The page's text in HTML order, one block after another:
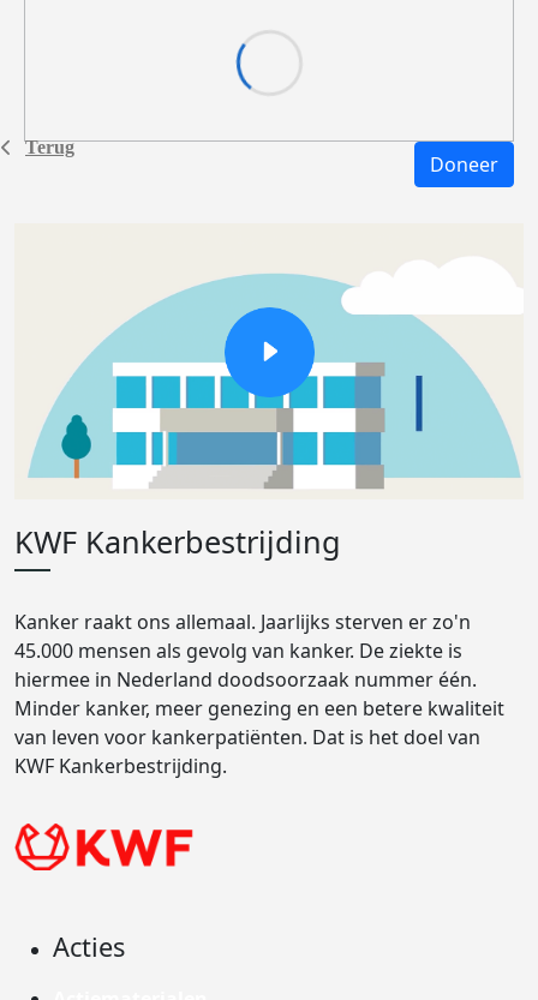
Terug
Doneer
KWF Kankerbestrijding
Kanker raakt ons allemaal. Jaarlijks sterven er zo'n
45.000 mensen als gevolg van kanker. De ziekte is
hiermee in Nederland doodsoorzaak nummer één.
Minder kanker, meer genezing en een betere kwaliteit
van leven voor kankerpatiënten. Dat is het doel van
KWF Kankerbestrijding.
Acties